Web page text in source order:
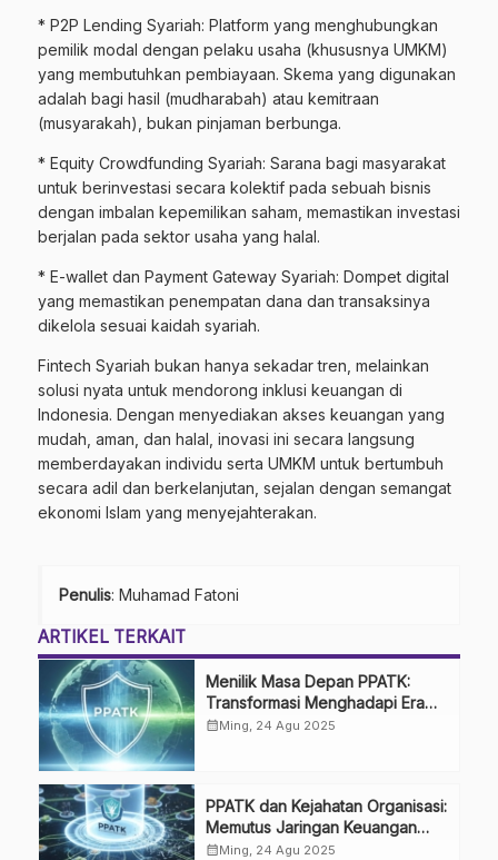
* P2P Lending Syariah: Platform yang menghubungkan
pemilik modal dengan pelaku usaha (khususnya UMKM)
yang membutuhkan pembiayaan. Skema yang digunakan
adalah bagi hasil (mudharabah) atau kemitraan
(musyarakah), bukan pinjaman berbunga.
* Equity Crowdfunding Syariah: Sarana bagi masyarakat
untuk berinvestasi secara kolektif pada sebuah bisnis
dengan imbalan kepemilikan saham, memastikan investasi
berjalan pada sektor usaha yang halal.
* E-wallet dan Payment Gateway Syariah: Dompet digital
yang memastikan penempatan dana dan transaksinya
dikelola sesuai kaidah syariah.
Fintech Syariah bukan hanya sekadar tren, melainkan
solusi nyata untuk mendorong inklusi keuangan di
Indonesia. Dengan menyediakan akses keuangan yang
mudah, aman, dan halal, inovasi ini secara langsung
memberdayakan individu serta UMKM untuk bertumbuh
secara adil dan berkelanjutan, sejalan dengan semangat
ekonomi Islam yang menyejahterakan.
Penulis: Muhamad Fatoni
ARTIKEL TERKAIT
Menilik Masa Depan PPATK:
Transformasi Menghadapi Era
4.0
calendar_monthMing, 24 Agu 2025
PPATK dan Kejahatan Organisasi:
Memutus Jaringan Keuangan
Sindikat
calendar_monthMing, 24 Agu 2025